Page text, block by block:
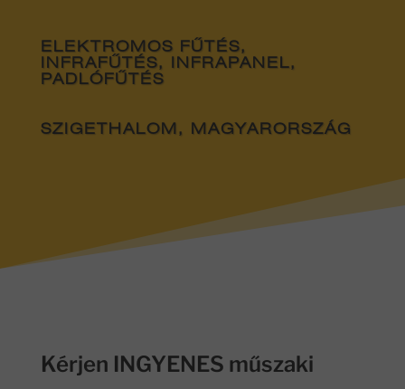
ELEKTROMOS FŰTÉS,
INFRAFŰTÉS, INFRAPANEL,
PADLÓFŰTÉS
SZIGETHALOM, MAGYARORSZÁG
Kérjen INGYENES műszaki